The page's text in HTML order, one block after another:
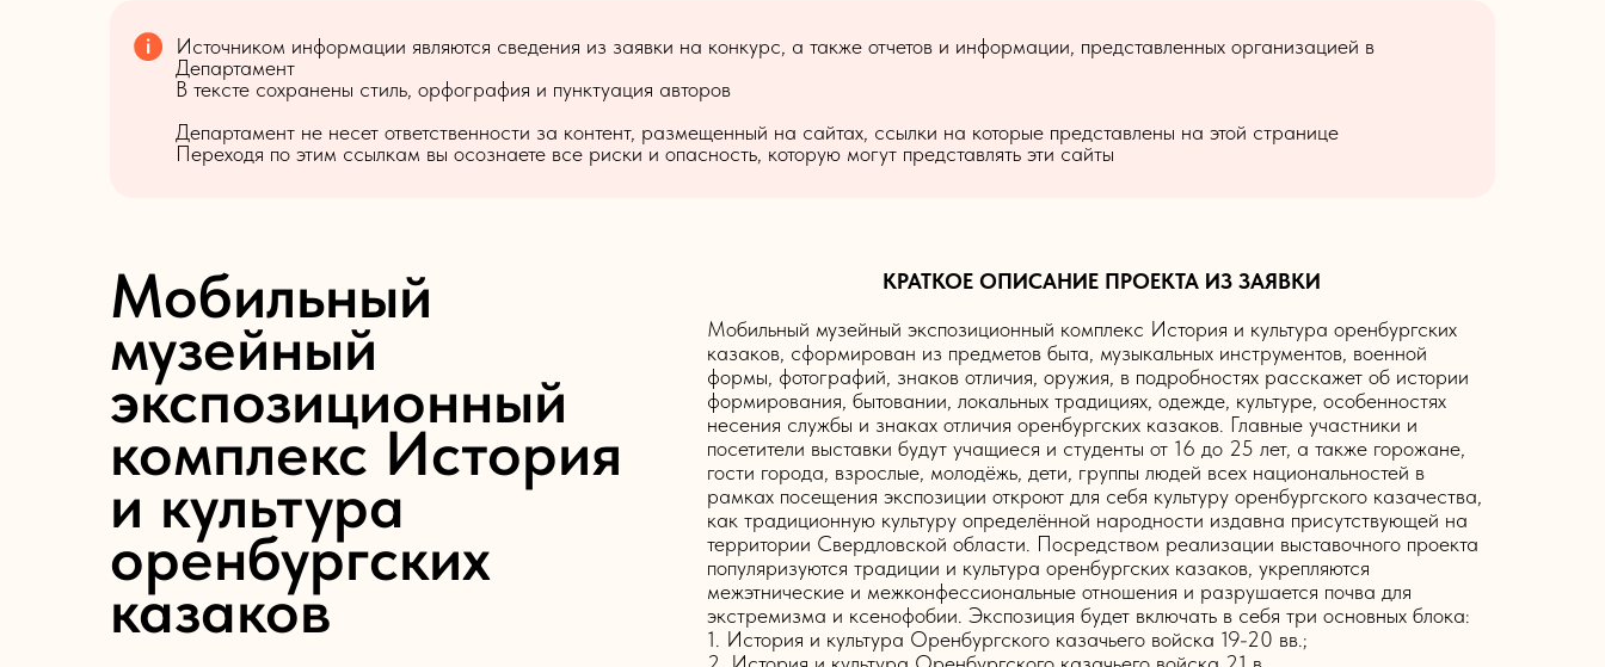
Источником информации являются сведения из заявки на конкурс, а также отчетов и информации, представленных организацией в
Департамент
В тексте сохранены стиль, орфография и пунктуация авторов
Департамент не несет ответственности за контент, размещенный на сайтах, ссылки на которые представлены на этой странице
Переходя по этим ссылкам вы осознаете все риски и опасность, которую могут представлять эти сайты
Мобильный
музейный
экспозиционный
комплекс История
и культура
оренбургских
казаков
КРАТКОЕ ОПИСАНИЕ ПРОЕКТА ИЗ ЗАЯВКИ
Мобильный музейный экспозиционный комплекс История и культура оренбургских
казаков, сформирован из предметов быта, музыкальных инструментов, военной
формы, фотографий, знаков отличия, оружия, в подробностях расскажет об истории
формирования, бытовании, локальных традициях, одежде, культуре, особенностях
несения службы и знаках отличия оренбургских казаков. Главные участники и
посетители выставки будут учащиеся и студенты от 16 до 25 лет, а также горожане,
гости города, взрослые, молодёжь, дети, группы людей всех национальностей в
рамках посещения экспозиции откроют для себя культуру оренбургского казачества,
как традиционную культуру определённой народности издавна присутствующей на
территории Свердловской области. Посредством реализации выставочного проекта
популяризуются традиции и культура оренбургских казаков, укрепляются
межэтнические и межконфессиональные отношения и разрушается почва для
экстремизма и ксенофобии. Экспозиция будет включать в себя три основных блока:
1. История и культура Оренбургского казачьего войска 19-20 вв.;